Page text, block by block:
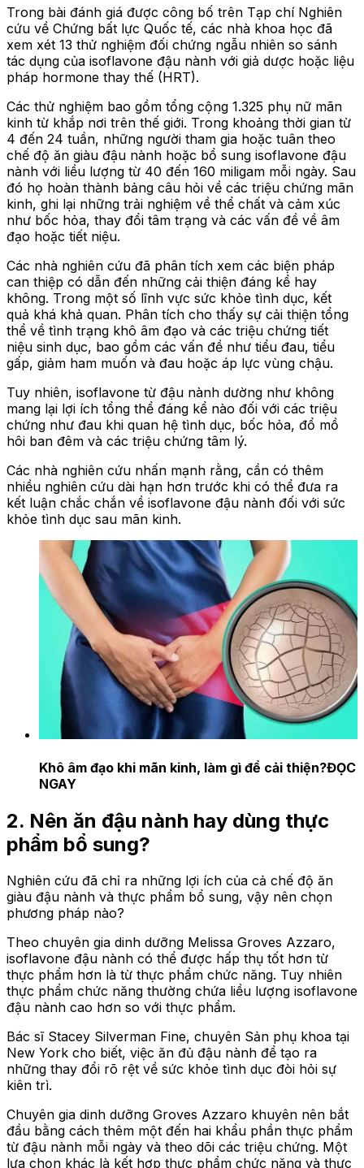
Trong bài đánh giá được công bố trên Tạp chí Nghiên
cứu về Chứng bất lực Quốc tế, các nhà khoa học đã
xem xét 13 thử nghiệm đối chứng ngẫu nhiên so sánh
tác dụng của isoflavone đậu nành với giả dược hoặc liệu
pháp hormone thay thế (HRT).
Các thử nghiệm bao gồm tổng cộng 1.325 phụ nữ mãn
kinh từ khắp nơi trên thế giới. Trong khoảng thời gian từ
4 đến 24 tuần, những người tham gia hoặc tuân theo
chế độ ăn giàu đậu nành hoặc bổ sung isoflavone đậu
nành với liều lượng từ 40 đến 160 miligam mỗi ngày. Sau
đó họ hoàn thành bảng câu hỏi về các triệu chứng mãn
kinh, ghi lại những trải nghiệm về thể chất và cảm xúc
như bốc hỏa, thay đổi tâm trạng và các vấn đề về âm
đạo hoặc tiết niệu.
Các nhà nghiên cứu đã phân tích xem các biện pháp
can thiệp có dẫn đến những cải thiện đáng kể hay
không. Trong một số lĩnh vực sức khỏe tình dục, kết
quả khá khả quan. Phân tích cho thấy sự cải thiện tổng
thể về tình trạng khô âm đạo và các triệu chứng tiết
niệu sinh dục, bao gồm các vấn đề như tiểu đau, tiểu
gấp, giảm ham muốn và đau hoặc áp lực vùng chậu.
Tuy nhiên, isoflavone từ đậu nành dường như không
mang lại lợi ích tổng thể đáng kể nào đối với các triệu
chứng như đau khi quan hệ tình dục, bốc hỏa, đổ mồ
hôi ban đêm và các triệu chứng tâm lý.
Các nhà nghiên cứu nhấn mạnh rằng, cần có thêm
nhiều nghiên cứu dài hạn hơn trước khi có thể đưa ra
kết luận chắc chắn về isoflavone đậu nành đối với sức
khỏe tình dục sau mãn kinh.
Khô âm đạo khi mãn kinh, làm gì để cải thiện?ĐỌC
NGAY
2. Nên ăn đậu nành hay dùng thực
phẩm bổ sung?
Nghiên cứu đã chỉ ra những lợi ích của cả chế độ ăn
giàu đậu nành và thực phẩm bổ sung, vậy nên chọn
phương pháp nào?
Theo chuyên gia dinh dưỡng Melissa Groves Azzaro,
isoflavone đậu nành có thể được hấp thụ tốt hơn từ
thực phẩm hơn là từ thực phẩm chức năng. Tuy nhiên
thực phẩm chức năng thường chứa liều lượng isoflavone
đậu nành cao hơn so với thực phẩm.
Bác sĩ Stacey Silverman Fine, chuyên Sản phụ khoa tại
New York cho biết, việc ăn đủ đậu nành để tạo ra
những thay đổi rõ rệt về sức khỏe tình dục đòi hỏi sự
kiên trì.
Chuyên gia dinh dưỡng Groves Azzaro khuyên nên bắt
đầu bằng cách thêm một đến hai khẩu phần thực phẩm
từ đậu nành mỗi ngày và theo dõi các triệu chứng. Một
lựa chọn khác là kết hợp thực phẩm chức năng và thực